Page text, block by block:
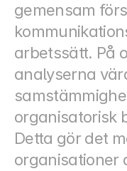
gemensam
arbetssätt. På
analyserna
organisatorisk
Detta gör det
organisationer